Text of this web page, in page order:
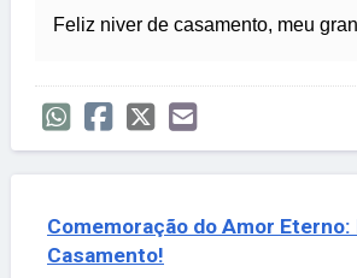
Feliz niver de casamento, meu
Comemoração do Amor
Casamento!